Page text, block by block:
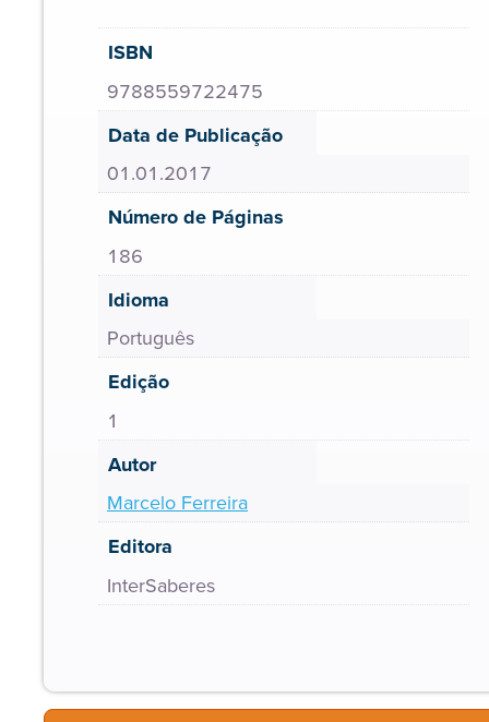
ISBN
9788559722475
Data de Publicação
01.01.2017
Número de Páginas
186
Idioma
Português
Edição
1
Autor
Marcelo Ferreira
Editora
InterSaberes